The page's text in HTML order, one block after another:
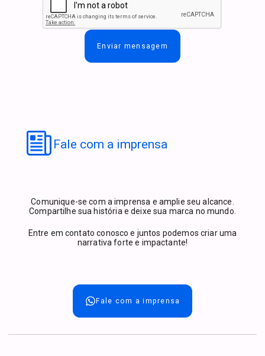
Enviar mensagem
Fale com a imprensa
Comunique-se com a imprensa e amplie seu alcance.
Compartilhe sua história e deixe sua marca no mundo.
Entre em contato conosco e juntos podemos criar uma
narrativa forte e impactante!
Fale com a imprensa